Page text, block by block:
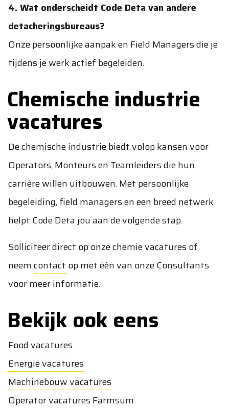
4. Wat onderscheidt Code Deta van andere
detacheringsbureaus?
Onze persoonlijke aanpak en Field Managers die je
tijdens je werk actief begeleiden.
Chemische industrie
vacatures
De chemische industrie biedt volop kansen voor
Operators, Monteurs en Teamleiders die hun
carrière willen uitbouwen. Met persoonlijke
begeleiding, field managers en een breed netwerk
helpt Code Deta jou aan de volgende stap.
Solliciteer direct op onze chemie vacatures of
neemcontact op met één van onze Consultants
voor meer informatie.
Bekijk ook eens
Food vacatures
Energie vacatures
Machinebouw vacatures
Operator vacatures Farmsum